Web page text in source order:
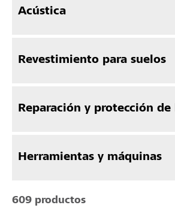
Acústica
Revestimiento para suelos
Reparación y protección
Herramientas y máquinas
609 productos